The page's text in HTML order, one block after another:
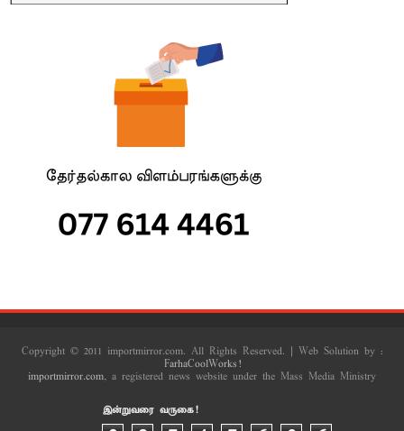
Copyright © 2011 importmirror.com. All Rights Reserved. | Web Solution by :
FarhaCoolWorks!
importmirror.com, a registered news website under the Mass Media Ministry
இன்றுவரை வருகை!